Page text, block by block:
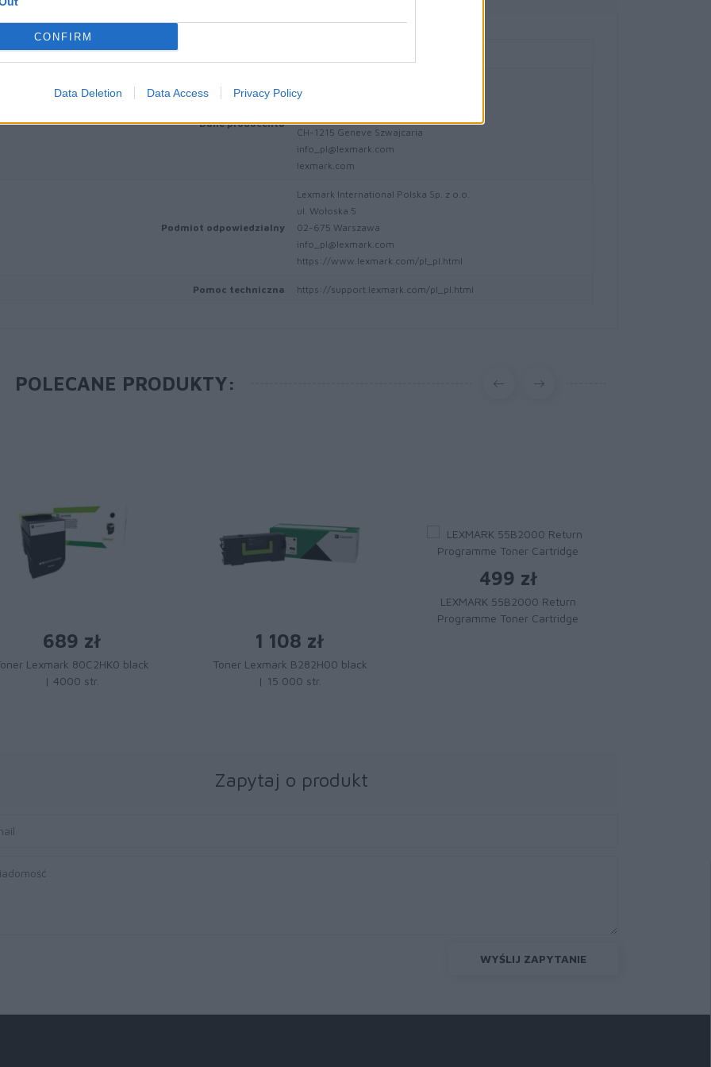
CONFIRM
Data Deletion Data Access Privacy Policy
Dane producenta
ICC - Bloc A - 20
CH-1215 Geneve Szwajcaria
info_pl@lexmark.com
lexmark.com
Podmiot odpowiedzialny
Lexmark International Polska Sp. z o.o.
ul. Wołoska 5
02-675 Warszawa
info_pl@lexmark.com
https://www.lexmark.com/pl_pl.html
Pomoc techniczna https://support.lexmark.com/pl_pl.html
POLECANE PRODUKTY:
689 zł
Lexmark 80C2HK0 black
| 4000 str.
1 108 zł
Toner Lexmark B282H00 black
| 15 000 str.
499 zł
LEXMARK 55B2000 Return
Programme Toner Cartridge
Zapytaj o produkt
WYŚLIJ ZAPYTANIE